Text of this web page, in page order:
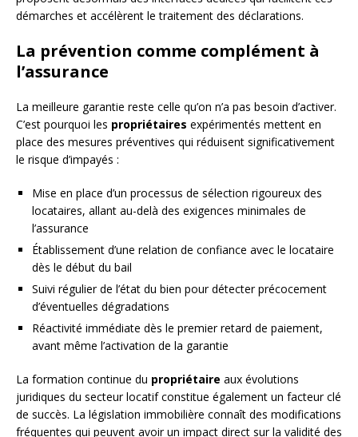
démarches et accélèrent le traitement des déclarations.
La prévention comme complément à
l’assurance
La meilleure garantie reste celle qu’on n’a pas besoin d’activer.
C’est pourquoi les propriétaires expérimentés mettent en
place des mesures préventives qui réduisent significativement
le risque d’impayés :
Mise en place d’un processus de sélection rigoureux des
locataires, allant au-delà des exigences minimales de
l’assurance
Établissement d’une relation de confiance avec le locataire
dès le début du bail
Suivi régulier de l’état du bien pour détecter précocement
d’éventuelles dégradations
Réactivité immédiate dès le premier retard de paiement,
avant même l’activation de la garantie
La formation continue du propriétaire aux évolutions
juridiques du secteur locatif constitue également un facteur clé
de succès. La législation immobilière connaît des modifications
fréquentes qui peuvent avoir un impact direct sur la validité des